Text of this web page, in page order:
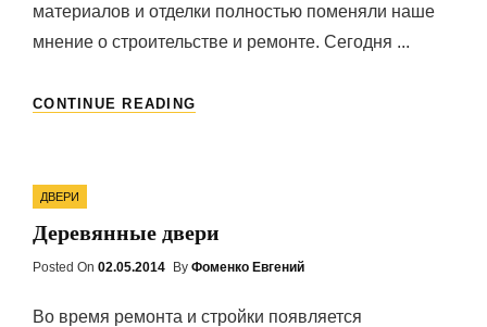
материалов и отделки полностью поменяли наше
мнение о строительстве и ремонте. Сегодня ...
CONTINUE READING
Categories
ДВЕРИ
Деревянные двери
Posted On Posted
02.05.2014 By Фоменко Евгений
Во время ремонта и стройки появляется